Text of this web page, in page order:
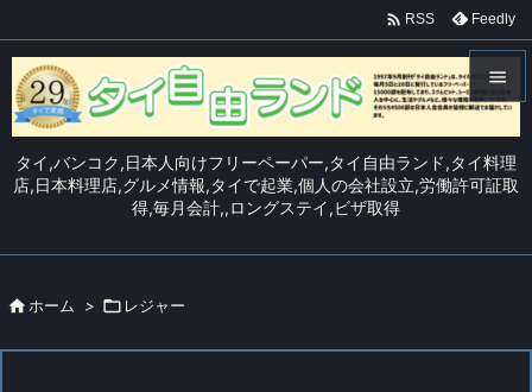
タイ,バンコク,日本人向けフリーペーパー,タイ自由ランド,タイ料理
店,日本料理店,グルメ情報,タイで起業,個人の会社設立,労働許可証取
得,毎月会計,,ロングステイ,ビザ取得

メニュ


 RSS Feedly
 ホーム >  レジャー